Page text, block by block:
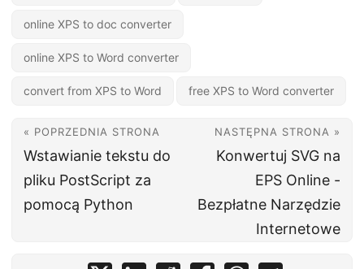
online XPS to doc converter
online XPS to Word converter
convert from XPS to Word free XPS to Word converter
« POPRZEDNIA STRONA
Wstawianie tekstu do
pliku PostScript za
pomocą Python
NASTĘPNA STRONA »
Konwertuj SVG na
EPS Online -
Bezpłatne Narzędzie
Internetowe